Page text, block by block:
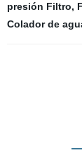
presión Filtro,
Colador de